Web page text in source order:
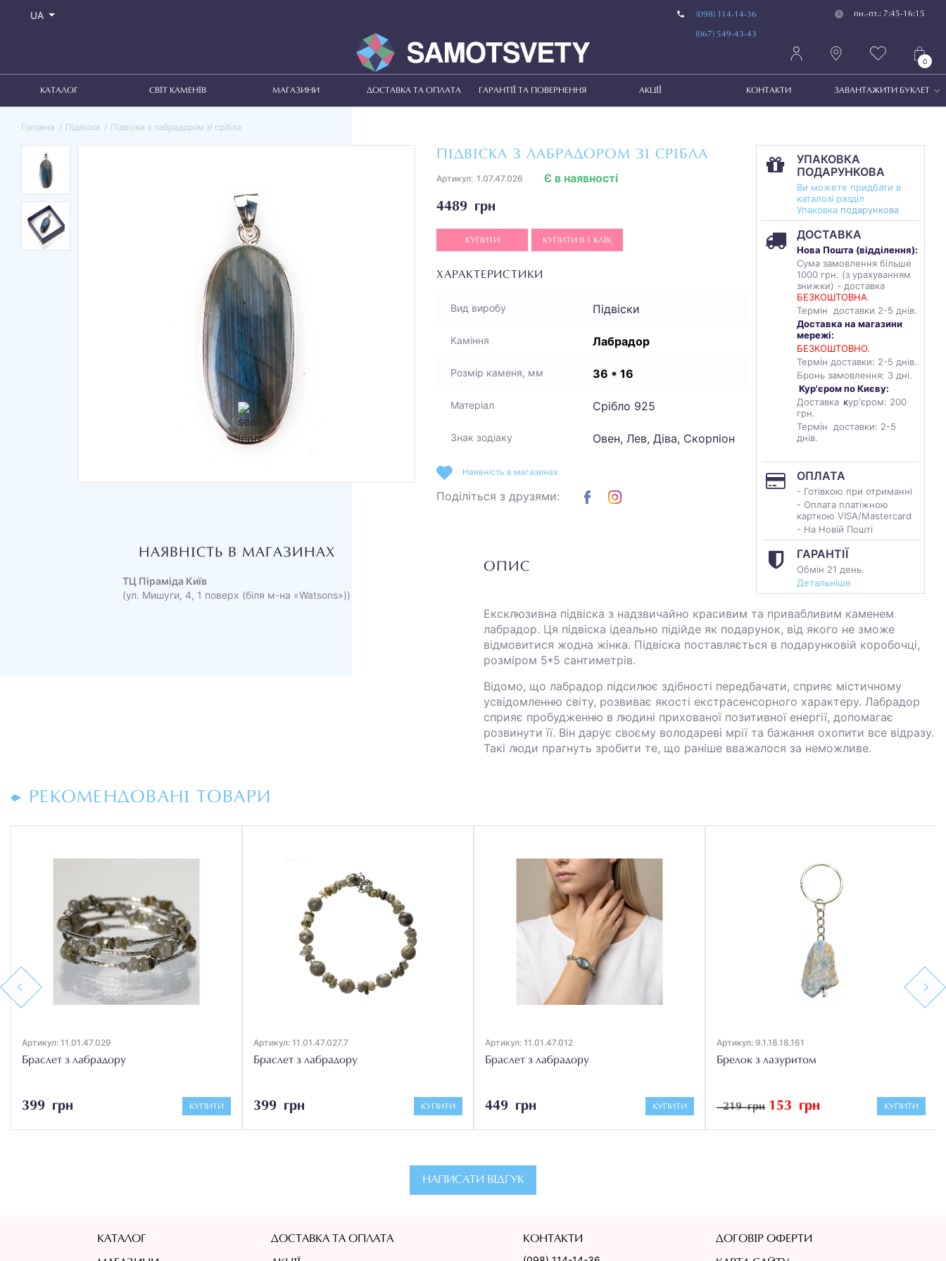
UA (098) 114-14-36
(067) 549-43-43
пн.-пт.: 7:45-16:15
0
КАТАЛОГ СВІТ КАМЕНІВ МАГАЗИНИ ДОСТАВКА ТА ОПЛАТА ГАРАНТІЇ ТА ПОВЕРНЕННЯ АКЦІЇ КОНТАКТИ ЗАВАНТАЖИТИ БУКЛЕТ
Головна Підвіски Підвіска з лабрадором зі срібла
ПІДВІСКА З ЛАБРАДОРОМ ЗІ СРІБЛА
Артикул: 1.07.47.026
4489 грн
Є в наявності
КУПИТИ КУПИТИ В 1 КЛІК
ХАРАКТЕРИСТИКИ
Вид виробу Підвіски
Каміння Лабрадор
Розмір каменя, мм 36 * 16
Матеріал Срібло 925
Знак зодіаку Овен, Лев, Діва, Скорпіон
УПАКОВКА
ПОДАРУНКОВА
Ви можете придбати в
каталозі разділ
Упаковка подарункова
ДОСТАВКА
Нова Пошта (відділення):
Сума замовлення більше
1000 грн. (з урахуванням
знижки) - доставка
БЕЗКОШТОВНА.
Термін доставки 2-5 днів.
Доставка на магазини
мережі:
БЕЗКОШТОВНО.
Термін доставки: 2-5 днів.
Бронь замовлення: 3 дні.
Кур'єром по Києву:
Доставка кур'єром: 200
грн.
Термін доставки: 2-5
днів.
ОПЛАТА
- Готівкою при отриманні
- Оплата платіжною
карткою VISA/Mastercard
- На Новій Пошті
ГАРАНТІЇ
Обмін 21 день.
Детальніше
Наявність в магазинах
Поділіться з друзями:
НАЯВНІСТЬ В МАГАЗИНАХ
ТЦ Піраміда Київ
(ул. Мишуги, 4, 1 поверх (біля м-на «Watsons»))
ОПИС
Ексклюзивна підвіска з надзвичайно красивим та привабливим каменем
лабрадор. Ця підвіска ідеально підійде як подарунок, від якого не зможе
відмовитися жодна жінка. Підвіска поставляється в подарунковій коробочці,
розміром 5*5 сантиметрів.
Відомо, що лабрадор підсилює здібності передбачати, сприяє містичному
усвідомленню світу, розвиває якості екстрасенсорного характеру. Лабрадор
сприяє пробудженню в людині прихованої позитивної енергії, допомагає
розвинути її. Він дарує своєму володареві мрії та бажання охопити все відразу.
Такі люди прагнуть зробити те, що раніше вважалося за неможливе.
РЕКОМЕНДОВАНІ ТОВАРИ
Previous
Артикул: 11.01.47.029
Браслет з лабрадору
399 грн КУПИТИ
Артикул: 11.01.47.027.7
Браслет з лабрадору
399 грн КУПИТИ
Артикул: 11.01.47.012
Браслет з лабрадору
449 грн КУПИТИ
Артикул: 9.1.18.18.161
Брелок з лазуритом
219 грн 153 грн КУПИТИ
Next
НАПИСАТИ ВІДГУК
КАТАЛОГ ДОСТАВКА ТА ОПЛАТА КОНТАКТИ ДОГОВІР ОФЕРТИ